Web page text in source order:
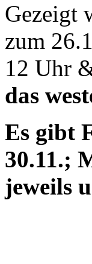
Gezeigt
zum
12 Uhr
das
Es gibt
30.11.;
jeweils